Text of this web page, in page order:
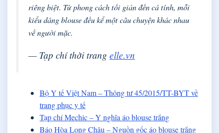
riêng biệt. Từ phong cách tối giản đến cá tính, mỗi
kiểu dáng blouse đều kể một câu chuyện khác nhau
về người mặc.
— Tạp chí thời trang elle.vn
Bộ Y tế Việt Nam – Thông tư 45/2015/TT-BYT về
trang phục y tế
Tạp chí Mechic – Y nghĩa áo blouse trắng
Báo Hòa Long Châu – Nguồn gốc áo blouse trắng